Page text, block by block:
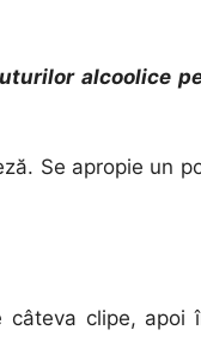
alcoolice
Se apropie un
clipe, apoi